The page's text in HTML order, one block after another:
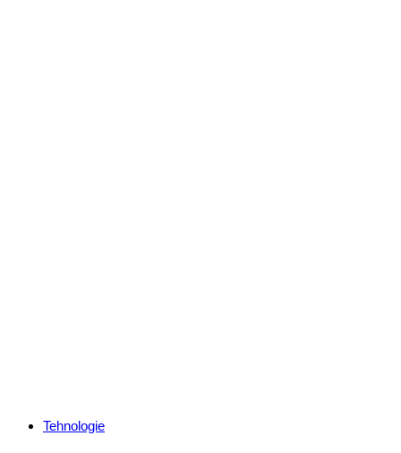
Categories
Tehnologie